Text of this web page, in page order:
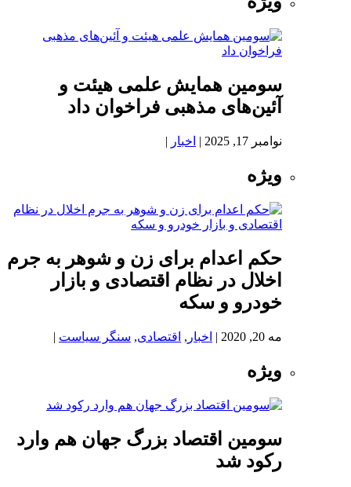
سومین همایش علمی هیئت و
آئین‌های مذهبی فراخوان داد
نوامبر 17, 2025 | اخبار |
ویژه
حکم اعدام برای زن و شوهر به جرم
اخلال در نظام اقتصادی و بازار
خودرو و سکه
مه 20, 2020 | اخبار , اقتصادی, سنگر سیاست |
ویژه
سومین اقتصاد بزرگ جهان هم وارد
رکود شد